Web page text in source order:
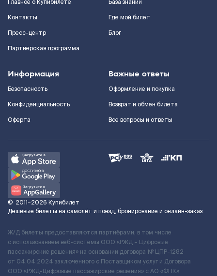
Главное о Купибилете
Контакты
Пресс-центр
Партнерская программа
База знаний
Где мой билет
Блог
Информация
Безопасность
Конфиденциальность
Оферта
Важные ответы
Оформление и покупка
Возврат и обмен билета
Все вопросы и ответы
© 2011–2026 Купибилет
Дешёвые билеты на самолёт и поезд, бронирование и онлайн-заказ
Ж/Д билеты предоставляются партнёрами, в том числе
с использованием веб-системы ООО «РЖД – Цифровые
пассажирские решения» на основании договора № ЦПР-1282
от 04.04.2024 заключенного с Поставщиком услуг и Договора
ООО «РЖД-Цифровые пассажирские решения» c АО «ФПК»